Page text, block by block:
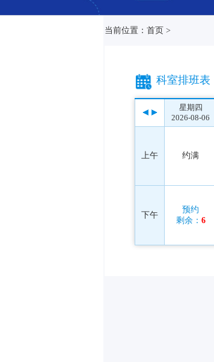
当前位置：首页 >
科室排班表
星期四
2026-08-06
上午 约满
下午
预约
剩余： 6